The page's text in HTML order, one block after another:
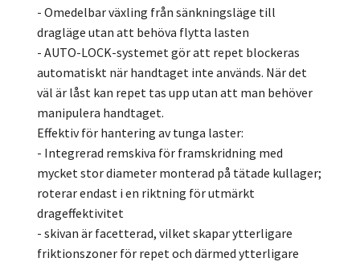
- Omedelbar växling från sänkningsläge till
dragläge utan att behöva flytta lasten
- AUTO-LOCK-systemet gör att repet blockeras
automatiskt när handtaget inte används. När det
väl är låst kan repet tas upp utan att man behöver
manipulera handtaget.
Effektiv för hantering av tunga laster:
- Integrerad remskiva för framskridning med
mycket stor diameter monterad på tätade kullager;
roterar endast i en riktning för utmärkt
drageffektivitet
- skivan är facetterad, vilket skapar ytterligare
friktionszoner för repet och därmed ytterligare